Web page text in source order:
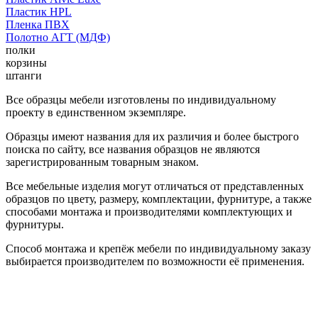
Пластик HPL
Пленка ПВХ
Полотно АГТ (МДФ)
полки
корзины
штанги
Все образцы мебели изготовлены по индивидуальному
проекту в единственном экземпляре.
Образцы имеют названия для их различия и более быстрого
поиска по сайту, все названия образцов не являются
зарегистрированным товарным знаком.
Все мебельные изделия могут отличаться от представленных
образцов по цвету, размеру, комплектации, фурнитуре, а также
способами монтажа и производителями комплектующих и
фурнитуры.
Способ монтажа и крепёж мебели по индивидуальному заказу
выбирается производителем по возможности её применения.